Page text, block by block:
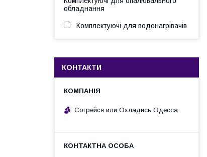
обладнання
Комплектуючі для водонагрівачів
КОНТАКТИ
Согрейся или Охладись Одесса